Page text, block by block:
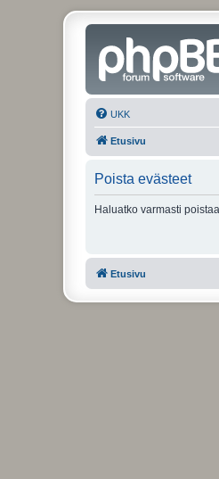
UKK
Etusivu
Poista evästeet
Haluatko varmasti
Etusivu